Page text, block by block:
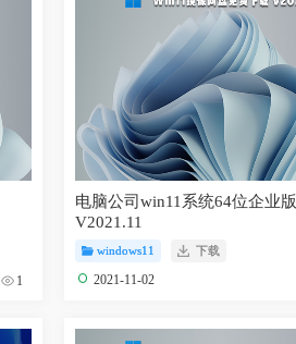
1
电脑公司win11系统64位企业版
V2021.11
windows11 下载
2021-11-02